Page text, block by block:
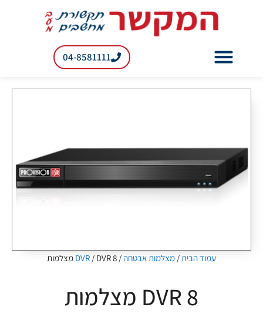
04-8581111
עמוד הבית / מצלמות אבטחה/
DVR / DVR 8 מצלמות
DVR 8 מצלמות